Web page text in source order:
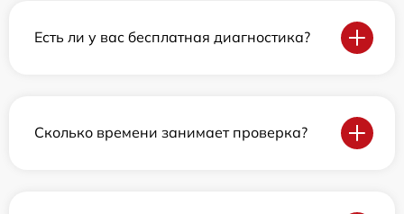
Есть ли у вас бесплатная диагностика?
Сколько времени занимает проверка?